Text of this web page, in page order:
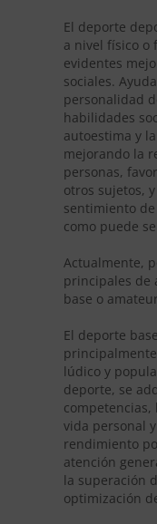
El deporte
a nivel físico o
evidentes
sociales.
personalidad
habilidades
autoestima y
mejorando la
personas,
otros sujetos,
sentimiento
como puede
Actualmente,
principales de
base o
El deporte
lúdico y
deporte, se
vida personal
rendimiento
atención
la superación
optimización